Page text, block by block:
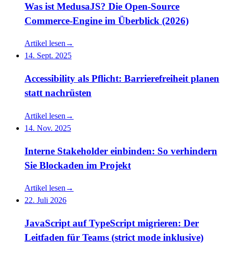
Was ist MedusaJS? Die Open-Source
Commerce-Engine im Überblick (2026)
Artikel lesen→
14. Sept. 2025
Accessibility als Pflicht: Barrierefreiheit planen
statt nachrüsten
Artikel lesen →
14. Nov. 2025
Interne Stakeholder einbinden: So verhindern
Sie Blockaden im Projekt
Artikel lesen →
22. Juli 2026
JavaScript auf TypeScript migrieren: Der
Leitfaden für Teams (strict mode inklusive)